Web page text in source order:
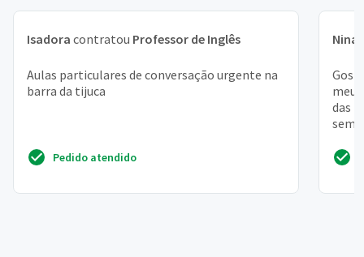
Isadora contratou Professor de Inglês
Aulas particulares de conversação urgente na
barra da tijuca
Pedido atendido
Nina
meu
das